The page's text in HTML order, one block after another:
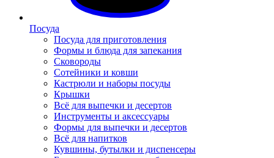
Посуда
Посуда для приготовления
Формы и блюда для запекания
Сковороды
Сотейники и ковши
Кастрюли и наборы посуды
Крышки
Всё для выпечки и десертов
Инструменты и аксессуары
Формы для выпечки и десертов
Всё для напитков
Кувшины, бутылки и диспенсеры